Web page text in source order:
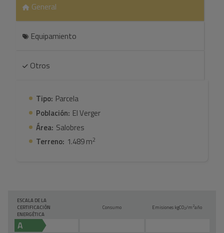
General
Equipamiento
Otros
Tipo: Parcela
Población: El Verger
Área: Salobres
Terreno: 1.489 m2
ESCALA DE LA
CERTIFICACIÓN
ENERGÉTICA
Consumo Emisiones kgCO2/m2año
A